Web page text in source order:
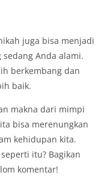
juga bisa menjadi
Anda alami.
berkembang dan
baik.
makna dari mimpi
bisa merenungkan
kehidupan kita.
itu? Bagikan
komentar!